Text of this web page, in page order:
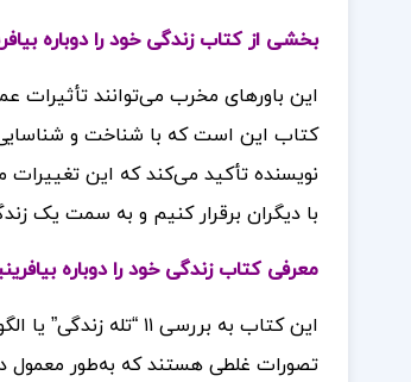
بخشی از کتاب زندگی خود را دوباره
این باورهای مخرب می‌توانند تأثیرات
کتاب این است که با شناخت و شناسایی
نویسنده تأکید می‌کند که این تغییرات
با دیگران برقرار کنیم و به سمت یک
معرفی کتاب زندگی خود را دوباره
تصورات غلطی هستند که به‌طور معمول